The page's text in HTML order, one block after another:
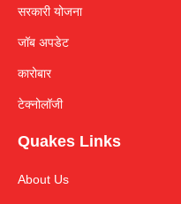
सरकारी योजना
जॉब अपडेट
कारोबार
टेक्नोलॉजी
Quakes Links
About Us